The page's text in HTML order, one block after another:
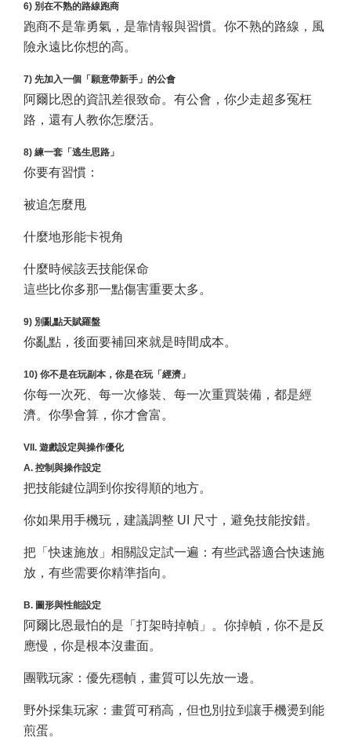
6) 別在不熟的路線跑商
跑商不是靠勇氣，是靠情報與習慣。你不熟的路線，風
險永遠比你想的高。
7) 先加入一個「願意帶新手」的公會
阿爾比恩的資訊差很致命。有公會，你少走超多冤枉
路，還有人教你怎麼活。
8) 練一套「逃生思路」
你要有習慣：
被追怎麼甩
什麼地形能卡視角
什麼時候該丟技能保命
這些比你多那一點傷害重要太多。
9) 別亂點天賦羅盤
你亂點，後面要補回來就是時間成本。
10) 你不是在玩副本，你是在玩「經濟」
你每一次死、每一次修裝、每一次重買裝備，都是經
濟。你學會算，你才會富。
VII. 遊戲設定與操作優化
A. 控制與操作設定
把技能鍵位調到你按得順的地方。
你如果用手機玩，建議調整 UI 尺寸，避免技能按錯。
把「快速施放」相關設定試一遍：有些武器適合快速施
放，有些需要你精準指向。
B. 圖形與性能設定
阿爾比恩最怕的是「打架時掉幀」。你掉幀，你不是反
應慢，你是根本沒畫面。
團戰玩家：優先穩幀，畫質可以先放一邊。
野外採集玩家：畫質可稍高，但也別拉到讓手機燙到能
煎蛋。